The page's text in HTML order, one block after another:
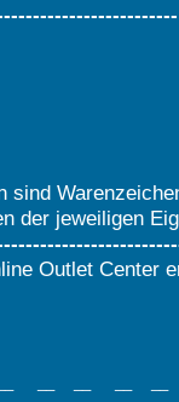
sind
der jeweiligen
Outlet Center